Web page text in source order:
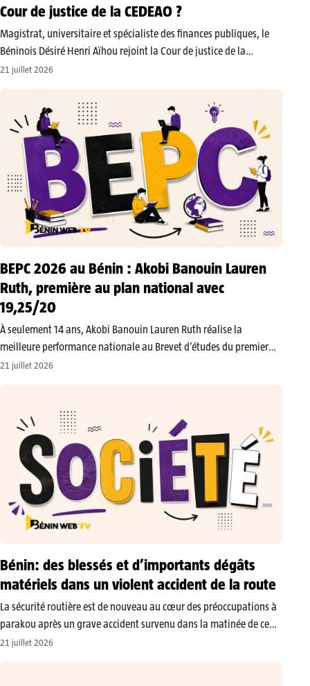
Cour de justice de la CEDEAO ?
Magistrat, universitaire et spécialiste des finances publiques, le
Béninois Désiré Henri Aïhou rejoint la Cour de justice de la
CEDEAO. Nommé lors du sommet de Freetown, il siègera pendant
21 juillet 2026
BEPC 2026 au Bénin : Akobi Banouin Lauren
Ruth, première au plan national avec
19,25/20
À seulement 14 ans, Akobi Banouin Lauren Ruth réalise la
meilleure performance nationale au Brevet d’études du premier
cycle (BEPC), session de juin 2026. Élève au Lycée militaire des
21 juillet 2026
Bénin: des blessés et d’importants dégâts
matériels dans un violent accident de la route
​La sécurité routière est de nouveau au cœur des préoccupations à
parakou après un grave accident survenu dans la matinée de ce
mardi 21 juillet 2026. La collision s’est produite au carrefour «
21 juillet 2026